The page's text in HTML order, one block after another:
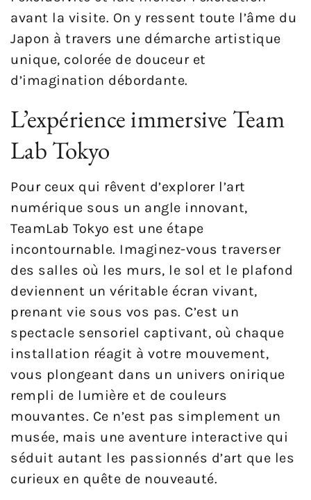
avant la visite. On y ressent toute l’âme du
Japon à travers une démarche artistique
unique, colorée de douceur et
d’imagination débordante.
L’expérience immersive Team
Lab Tokyo
Pour ceux qui rêvent d’explorer l’art
numérique sous un angle innovant,
TeamLab Tokyo est une étape
incontournable. Imaginez-vous traverser
des salles où les murs, le sol et le plafond
deviennent un véritable écran vivant,
prenant vie sous vos pas. C’est un
spectacle sensoriel captivant, où chaque
installation réagit à votre mouvement,
vous plongeant dans un univers onirique
rempli de lumière et de couleurs
mouvantes. Ce n’est pas simplement un
musée, mais une aventure interactive qui
séduit autant les passionnés d’art que les
curieux en quête de nouveauté.